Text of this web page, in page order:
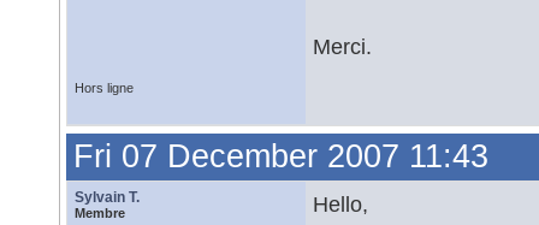
Merci.
Hors ligne
Fri 07 December 2007 11:43
Sylvain T.
Membre
Hello,